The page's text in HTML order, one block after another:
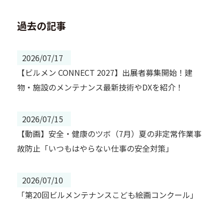
過去の記事
2026/07/17
【ビルメン CONNECT 2027】出展者募集開始！建
物・施設のメンテナンス最新技術やDXを紹介！
2026/07/15
【動画】安全・健康のツボ（7月）夏の非定常作業事
故防止「いつもはやらない仕事の安全対策」
2026/07/10
「第20回ビルメンテナンスこども絵画コンクール」